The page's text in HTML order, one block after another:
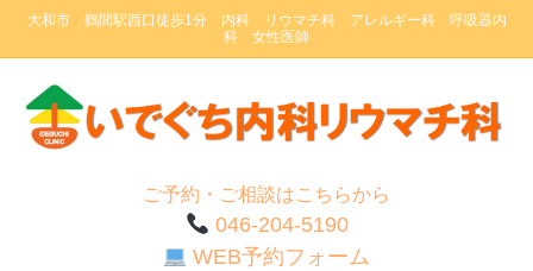
大和市 鶴間駅西口徒歩1分 内科 リウマチ科 アレルギー科 呼吸器内
科 女性医師
ご予約・ご相談はこちらから
046-204-5190
WEB予約フォーム